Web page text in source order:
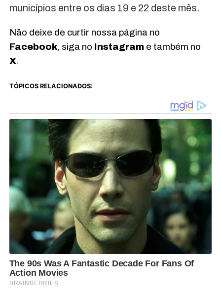
municípios entre os dias 19 e 22 deste mês.
Não deixe de curtir nossa página no
Facebook, siga no Instagrame também no
X.
TÓPICOS RELACIONADOS: